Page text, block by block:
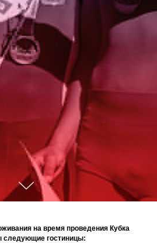
на время проведения Кубка
следующие гостиницы: